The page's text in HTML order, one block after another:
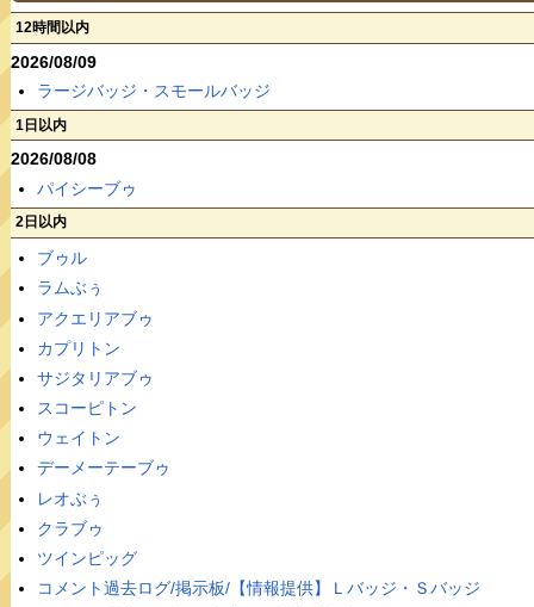
12時間以内
2026/08/09
ラージバッジ・スモールバッジ
1日以内
2026/08/08
パイシーブゥ
2日以内
ブゥル
ラムぶぅ
アクエリアブゥ
カプリトン
サジタリアブゥ
スコーピトン
ウェイトン
デーメーテーブゥ
レオぶぅ
クラブゥ
ツインピッグ
コメント過去ログ/掲示板/【情報提供】Ｌバッジ・Ｓバッジ